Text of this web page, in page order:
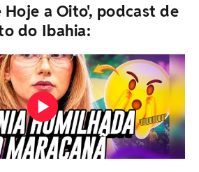
Hoje a Oito', podcast de
do Ibahia: